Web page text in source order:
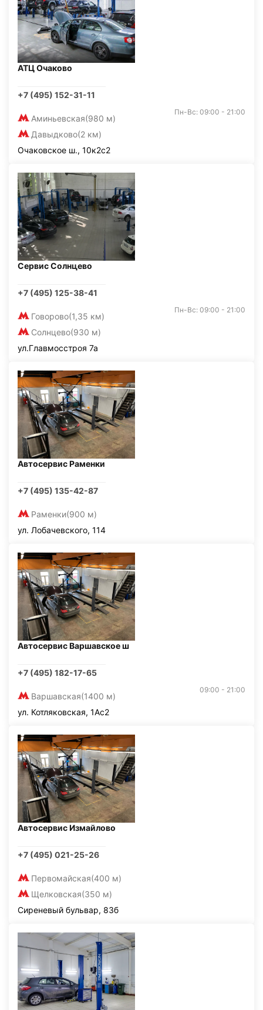
АТЦ Очаково
+7 (495) 152-31-11
Аминьевская(980 м)
Давыдково(2 км)
Пн-Вс: 09:00 - 21:00
Очаковское ш., 10к2с2
Сервис Солнцево
+7 (495) 125-38-41
Говорово(1,35 км)
Солнцево(930 м)
Пн-Вс: 09:00 - 21:00
ул.Главмосстроя 7а
Автосервис Раменки
+7 (495) 135-42-87
Раменки(900 м)
ул. Лобачевского, 114
Автосервис Варшавское ш
+7 (495) 182-17-65
Варшавская(1400 м)
09:00 - 21:00
ул. Котляковская, 1Ас2
Автосервис Измайлово
+7 (495) 021-25-26
Первомайская(400 м)
Щелковская(350 м)
Сиреневый бульвар, 83б